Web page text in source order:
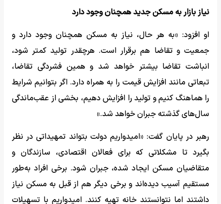
نیاز بازار به مسکن جدید همچنان وجود دارد
او افزود: «به هر حال، نیاز به مسکن همچنان وجود دارد و
جمعیت و تقاضا هم برقرار است. هرچقدر تولید کمتر شود،
انباشت تقاضا بیشتر خواهد شد و همین فشردگی تقاضا،
تبعاتی مانند افزایش قیمت را به همراه دارد. اگر بتوانیم شرایط
را هماهنگ کنیم و تولید را افزایش دهیم، بخشی از عقب‌ماندگی
سال‌های گذشته جبران خواهد شد.»
رهبر در پایان گفت: «امیدواریم دولت بتواند تمهیداتی در نظر
بگیرد تا مشکلاتی که برای فعالان اقتصادی، سازندگان و
متقاضیان مسکن ایجاد شده، جبران شود. برخی افراد به‌طور
مستقیم آسیب دیده‌اند و برخی دیگر هم از قبل به مسکن نیاز
داشتند اما نتوانستند خانه تهیه کنند. امیدواریم با تسهیلات